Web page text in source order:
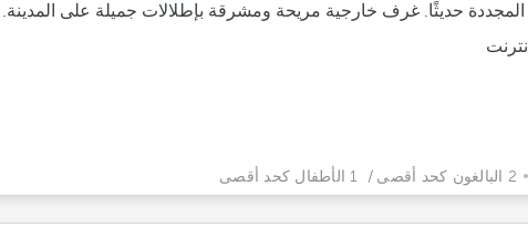
المجددة حديثًا. غرف خارجية مريحة ومشرقة بإطلالات جميلة على المدينة.
2 البالغون كحد أقصى / 1 الأطفال كحد أقصى